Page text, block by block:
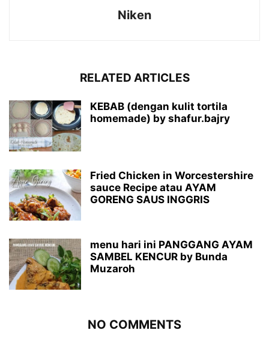
Niken
RELATED ARTICLES
KEBAB (dengan kulit tortila
homemade) by shafur.bajry
Fried Chicken in Worcestershire
sauce Recipe atau AYAM
GORENG SAUS INGGRIS
menu hari ini PANGGANG AYAM
SAMBEL KENCUR by Bunda
Muzaroh
NO COMMENTS